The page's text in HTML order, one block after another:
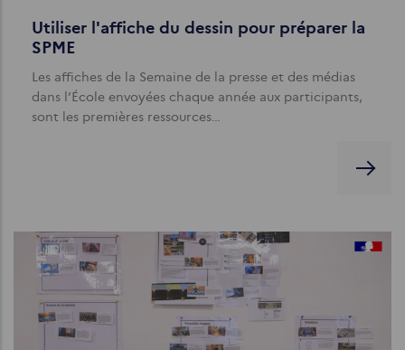
Utiliser l'affiche du dessin pour préparer la
SPME
Les affiches de la Semaine de la presse et des médias
dans l’École envoyées chaque année aux participants,
sont les premières ressources…